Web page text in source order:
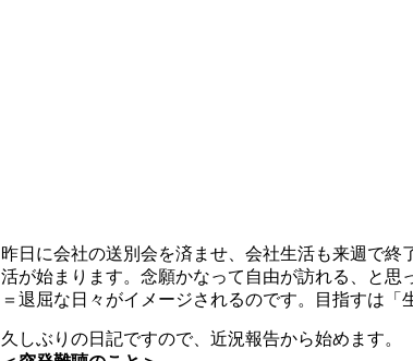
昨日に会社の送別会を済ませ、会社生活も来週で
活が始まります。念願かなって自由が訪れる、と
＝退屈な日々がイメージされるのです。目指すは「
久しぶりの日記ですので、近況報告から始めます。